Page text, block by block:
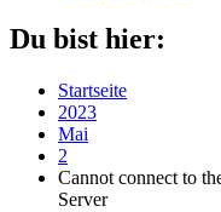
Du bist hier:
Startseite
2023
Mai
2
Cannot connect to
Server